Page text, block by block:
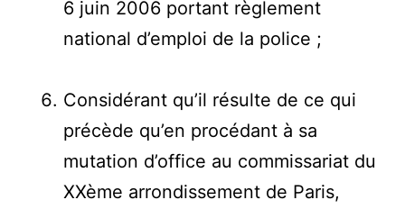
6 juin 2006 portant règlement
national d’emploi de la police ;
Considérant qu’il résulte de ce qui
précède qu’en procédant à sa
mutation d’office au commissariat du
XXème arrondissement de Paris,